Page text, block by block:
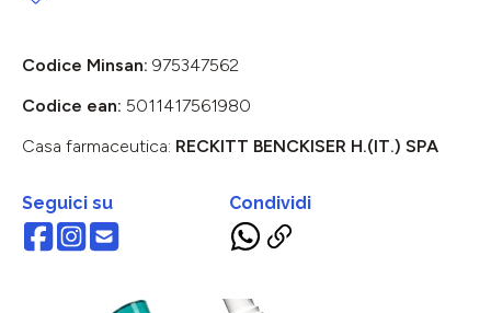
Codice Minsan: 975347562
Codice ean: 5011417561980
Casa farmaceutica: RECKITT BENCKISER H.(IT.) SPA
Seguici su Condividi